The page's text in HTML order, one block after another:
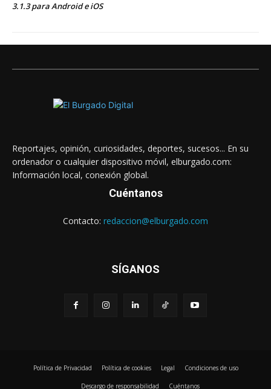
3.1.3 para Android e iOS
Reportajes, opinión, curiosidades, deportes, sucesos... En su
ordenador o cualquier dispositivo móvil, elburgado.com:
Información local, conexión global.
Cuéntanos
Contacto: redaccion@elburgado.com
SÍGANOS
Política de Privacidad Política de cookies Legal Condiciones de uso
Descargo de responsabilidad Cuéntanos